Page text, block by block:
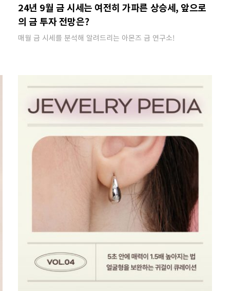
24년 9월 금 시세는 여전히 가파른 상승세, 앞으로
의 금 투자 전망은?
매월 금 시세를 분석해 알려드리는 아몬즈 금 연구소!